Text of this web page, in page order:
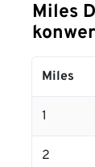
Miles
Miles
1
2